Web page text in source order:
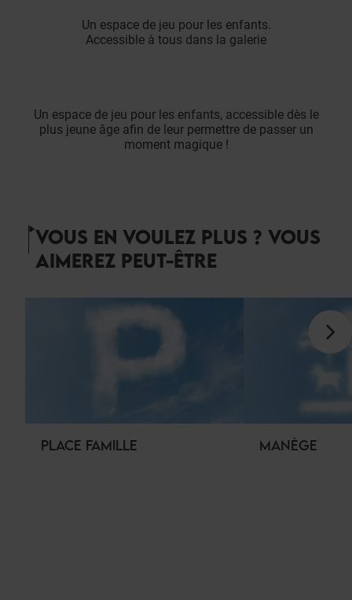
Un espace de jeu pour les enfants.
Accessible à tous dans la galerie
Un espace de jeu pour les enfants, accessible dès le
plus jeune âge afin de leur permettre de passer un
moment magique !
VOUS EN VOULEZ PLUS ? VOUS
AIMEREZ PEUT-ÊTRE
PLACE FAMILLE MANÈGE